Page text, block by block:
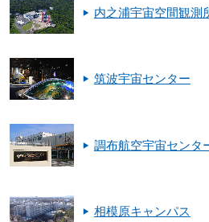
内之浦宇宙空間観測
筑波宇宙センター
調布航空宇宙センタ
相模原キャンパス